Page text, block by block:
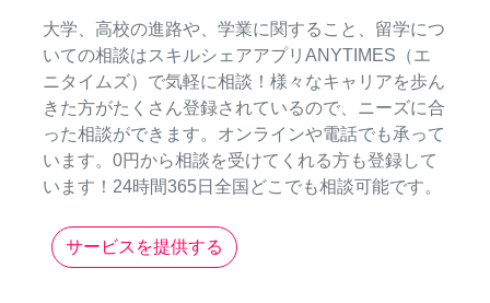
大学、高校の進路や、学業に関すること、留学につ
いての相談はスキルシェアアプリANYTIMES（エ
ニタイムズ）で気軽に相談！様々なキャリアを歩ん
きた方がたくさん登録されているので、ニーズに合
った相談ができます。オンラインや電話でも承って
います。0円から相談を受けてくれる方も登録して
います！24時間365日全国どこでも相談可能です。
サービスを提供する